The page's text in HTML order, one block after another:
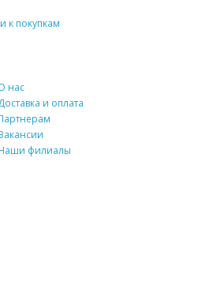
к покупкам
нас
и оплата
филиалы